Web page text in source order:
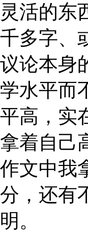
的东
多字、
论本身
水平而
高，实
着自己
文中我
，还有
。